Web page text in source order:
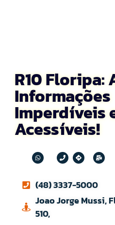
R10 Floripa:
Informações
Imperdíveis
Acessíveis!
(48) 3337-5000
Joao Jorge Mussi,
510,